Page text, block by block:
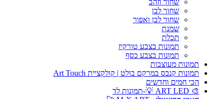
שחור לבן
שחור לבן ואפור
שמנת
תכלת
תמונות בצבע טורקיז
תמונות בצבע כסף
תמונות מעוצבות
תמונות קנבס במרקם בולט | קולקציית Art Touch
הכי חמים וחדשים
🎨 ART LED 💡-תמונות לד